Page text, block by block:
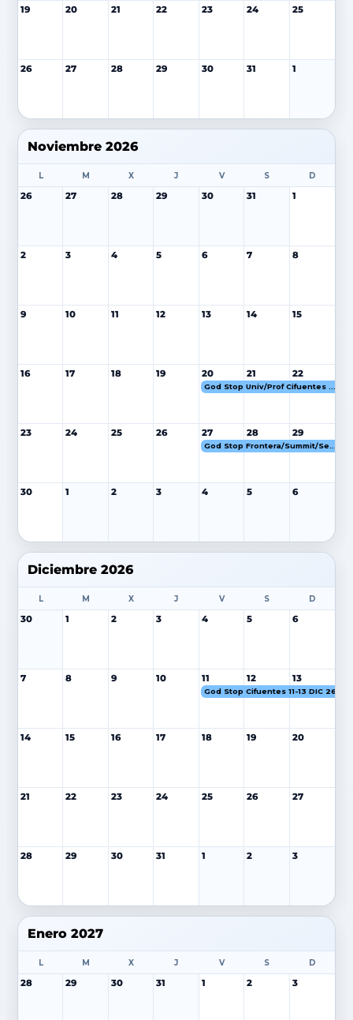
19 20 21 22 23 24 25
26 27 28 29 30 31 1
Noviembre 2026
L M X J V S D
26 27 28 29 30 31 1
2 3 4 5 6 7 8
9 10 11 12 13 14 15
16 17 18 19 20 21 22
23 24 25 26 27 28 29
God Stop Frontera/Summit/Senior Cifuentes 27-29 NOV 26
30 1 2 3 4 5 6
Diciembre 2026
L M X J V S D
30 1 2 3 4 5 6
7 8 9 10 11 12 13
God Stop Cifuentes 11-13 DIC 26
14 15 16 17 18 19 20
21 22 23 24 25 26 27
28 29 30 31 1 2 3
Enero 2027
L M X J V S D
28 29 30 31 1 2 3